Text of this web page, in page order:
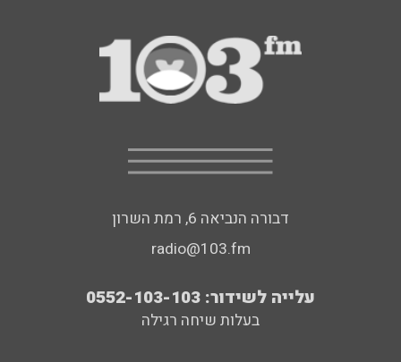
דבורה הנביאה 6, רמת השרון
radio@103.fm
עלייה לשידור: 0552-103-103
בעלות שיחה רגילה